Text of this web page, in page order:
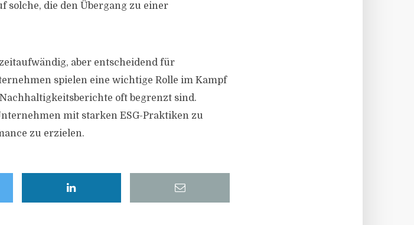
solche, die den Übergang zu einer
aber entscheidend für
spielen eine wichtige Rolle im Kampf
oft begrenzt sind.
mit starken ESG-Praktiken zu
zu erzielen.